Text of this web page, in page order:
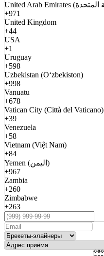
+971
United Kingdom
+44
USA
+1
Uruguay
+598
Uzbekistan (Oʻzbekiston)
+998
Vanuatu
+678
Vatican City (Città del Vaticano)
+39
Venezuela
+58
Vietnam (Việt Nam)
+84
Yemen (اليمن)
+967
Zambia
+260
Zimbabwe
+263